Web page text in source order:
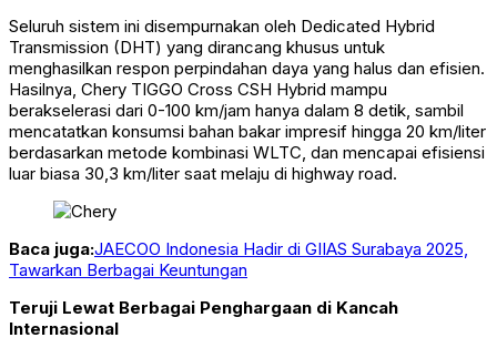
Seluruh sistem ini disempurnakan oleh Dedicated Hybrid
Transmission (DHT) yang dirancang khusus untuk
menghasilkan respon perpindahan daya yang halus dan efisien.
Hasilnya, Chery TIGGO Cross CSH Hybrid mampu
berakselerasi dari 0-100 km/jam hanya dalam 8 detik, sambil
mencatatkan konsumsi bahan bakar impresif hingga 20 km/liter
berdasarkan metode kombinasi WLTC, dan mencapai efisiensi
luar biasa 30,3 km/liter saat melaju di highway road.
Baca juga:JAECOO Indonesia Hadir di GIIAS Surabaya 2025,
Tawarkan Berbagai Keuntungan
Teruji Lewat Berbagai Penghargaan di Kancah
Internasional